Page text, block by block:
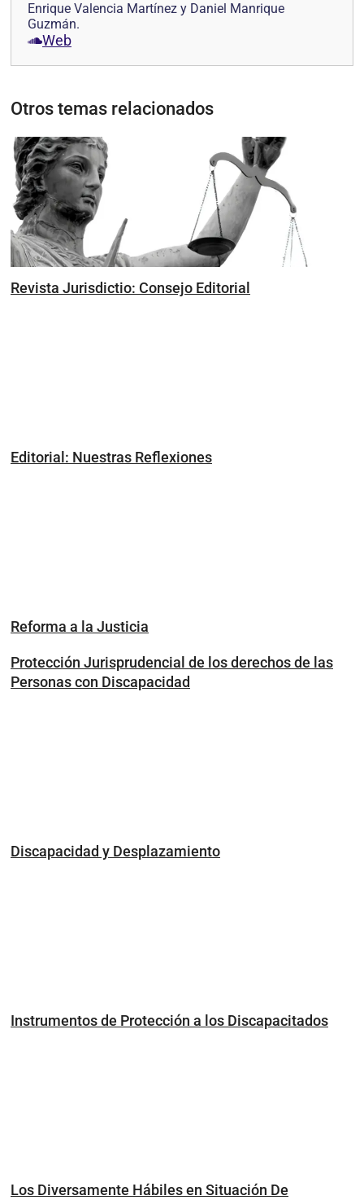
Enrique Valencia Martínez y Daniel Manrique
Guzmán.
Web
Otros temas relacionados
Revista Jurisdictio: Consejo Editorial
Editorial: Nuestras Reflexiones
Reforma a la Justicia
Protección Jurisprudencial de los derechos de las
Personas con Discapacidad
Discapacidad y Desplazamiento
Instrumentos de Protección a los Discapacitados
Los Diversamente Hábiles en Situación De